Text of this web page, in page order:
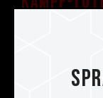
Eine Kampf-
Sonne
herum